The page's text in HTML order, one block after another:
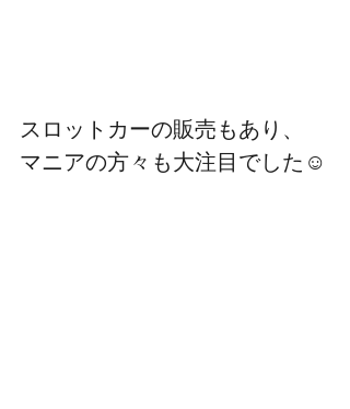
スロットカーの販売もあり、
マニアの方々も大注目でした☺